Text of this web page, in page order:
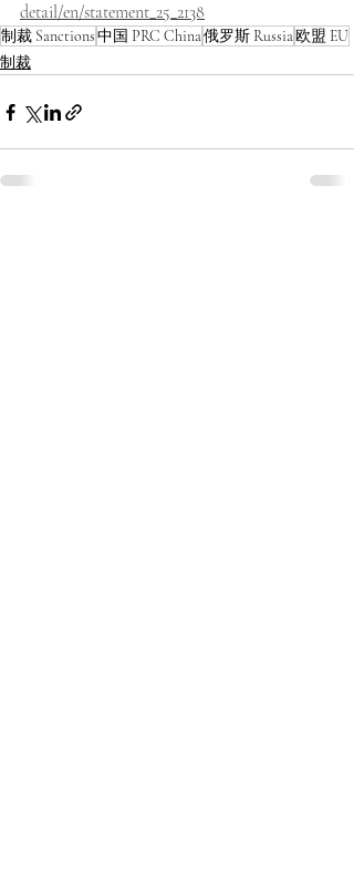
detail/en/statement_25_2138
制裁 Sanctions中国 PRC China俄罗斯 Russia欧盟 EU
制裁